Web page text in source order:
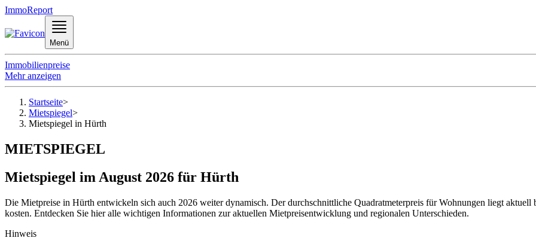
ImmoReport
Menü
Immobilienpreise
Mehr anzeigen
Startseite>
Mietspiegel>
Mietspiegel in Hürth
MIETSPIEGEL
Mietspiegel im August 2026 für Hürth
Die Mietpreise in Hürth entwickeln sich auch 2026 weiter dynamisch. Der durchschnittliche Quadratmeterpreis für Wohnungen liegt aktuell
kosten. Entdecken Sie hier alle wichtigen Informationen zur aktuellen Mietpreisentwicklung und regionalen Unterschieden.
Hinweis